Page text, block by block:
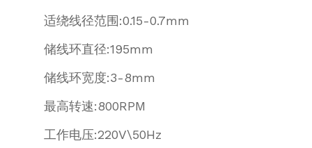
适绕线径范围:0.15-0.7mm
储线环直径:195mm
储线环宽度:3-8mm
最高转速:800RPM
工作电压:220V\50Hz